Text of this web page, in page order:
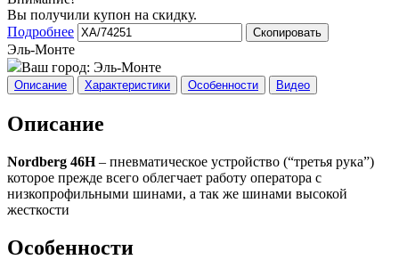
Вы получили купон на скидку.
Подробнее
Скопировать
Эль-Монте
Ваш город: Эль-Монте
Описание Характеристики Особенности Видео
Описание
Nordberg 46H– пневматическое устройство (“третья рука”)
которое прежде всего облегчает работу оператора с
низкопрофильными шинами, а так же шинами высокой
жесткости
Особенности